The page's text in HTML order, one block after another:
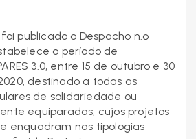
publicado o Despacho n.º
o período de
3.0, entre 15 de outubro e 30
destinado a todas as
de solidariedade ou
equiparadas, cujos projetos
enquadram nas tipologias